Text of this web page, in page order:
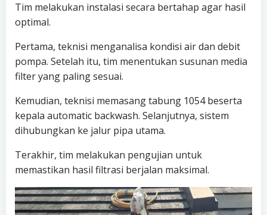
Tim melakukan instalasi secara bertahap agar hasil
optimal.
Pertama, teknisi menganalisa kondisi air dan debit
pompa. Setelah itu, tim menentukan susunan media
filter yang paling sesuai.
Kemudian, teknisi memasang tabung 1054 beserta
kepala automatic backwash. Selanjutnya, sistem
dihubungkan ke jalur pipa utama.
Terakhir, tim melakukan pengujian untuk
memastikan hasil filtrasi berjalan maksimal.